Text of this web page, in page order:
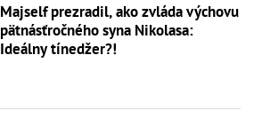
Majself prezradil, ako zvláda výchovu
pätnásťročného syna Nikolasa:
Ideálny tínedžer?!